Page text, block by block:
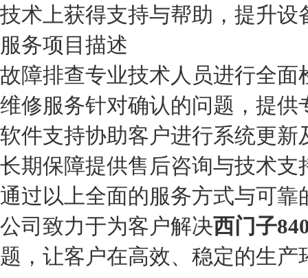
技术上获得支持与帮助，提升设
服务项目 描述
故障排查专业技术人员进行全面
维修服务针对确认的问题，提供
软件支持协助客户进行系统更新
长期保障提供售后咨询与技术支
通过以上全面的服务方式与可
公司致力于为客户解决西门子
题，让客户在高效、稳定的生